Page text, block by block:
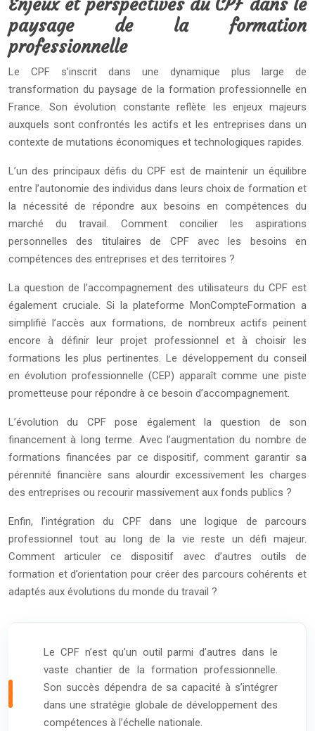
Enjeux et perspectives du CPF dans le
paysage de la formation
professionnelle
Le CPF s’inscrit dans une dynamique plus large de
transformation du paysage de la formation professionnelle en
France. Son évolution constante reflète les enjeux majeurs
auxquels sont confrontés les actifs et les entreprises dans un
contexte de mutations économiques et technologiques rapides.
L’un des principaux défis du CPF est de maintenir un équilibre
entre l’autonomie des individus dans leurs choix de formation et
la nécessité de répondre aux besoins en compétences du
marché du travail. Comment concilier les aspirations
personnelles des titulaires de CPF avec les besoins en
compétences des entreprises et des territoires ?
La question de l’accompagnement des utilisateurs du CPF est
également cruciale. Si la plateforme MonCompteFormation a
simplifié l’accès aux formations, de nombreux actifs peinent
encore à définir leur projet professionnel et à choisir les
formations les plus pertinentes. Le développement du conseil
en évolution professionnelle (CEP) apparaît comme une piste
prometteuse pour répondre à ce besoin d’accompagnement.
L’évolution du CPF pose également la question de son
financement à long terme. Avec l’augmentation du nombre de
formations financées par ce dispositif, comment garantir sa
pérennité financière sans alourdir excessivement les charges
des entreprises ou recourir massivement aux fonds publics ?
Enfin, l’intégration du CPF dans une logique de parcours
professionnel tout au long de la vie reste un défi majeur.
Comment articuler ce dispositif avec d’autres outils de
formation et d’orientation pour créer des parcours cohérents et
adaptés aux évolutions du monde du travail ?
Le CPF n’est qu’un outil parmi d’autres dans le
vaste chantier de la formation professionnelle.
Son succès dépendra de sa capacité à s’intégrer
dans une stratégie globale de développement des
compétences à l’échelle nationale.